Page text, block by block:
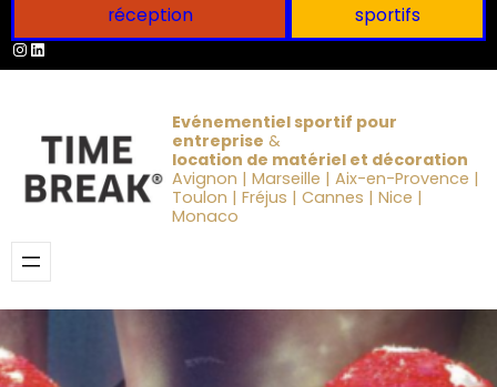
réception
sportifs
Instagram
LinkedIn
Evénementiel sportif pour
entreprise &
location de matériel et décoration
Avignon | Marseille | Aix-en-Provence |
Toulon | Fréjus | Cannes | Nice |
Monaco